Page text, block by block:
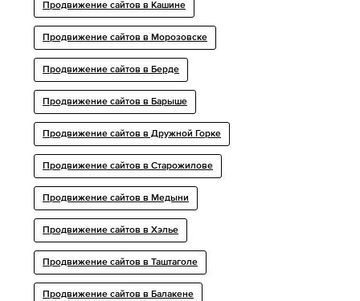
Продвижение сайтов в Кашине
Продвижение сайтов в Морозовске
Продвижение сайтов в Берде
Продвижение сайтов в Барыше
Продвижение сайтов в Дружной Горке
Продвижение сайтов в Старожилове
Продвижение сайтов в Медыни
Продвижение сайтов в Хэлье
Продвижение сайтов в Таштаголе
Продвижение сайтов в Балакене